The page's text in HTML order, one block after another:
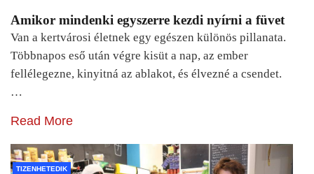
Amikor mindenki egyszerre kezdi nyírni a füvet
Van a kertvárosi életnek egy egészen különös pillanata.
Többnapos eső után végre kisüt a nap, az ember
fellélegezne, kinyitná az ablakot, és élvezné a csendet.
…
Read More
TIZENHETEDIK